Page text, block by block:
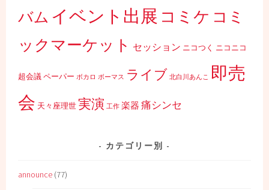
バム イベント出展 コミケ コミ
ックマーケット セッション ニコつく ニコニコ
超会議ペーパー ボカロ ボーマス ライブ 北白川あんこ 即売
会 天々座理世 実演 工作 楽器 痛シンセ
カテゴリー別
announce (77)